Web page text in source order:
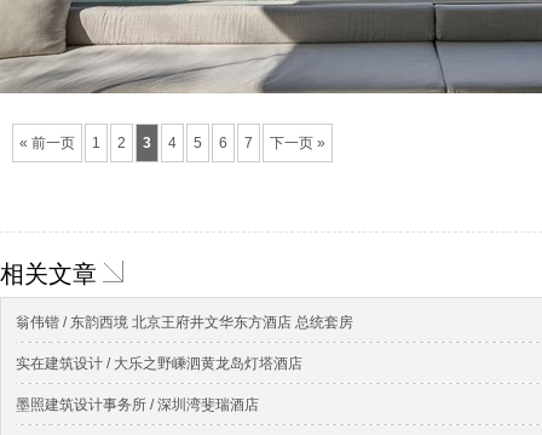
« 前一页 1 2 3 4 5 6 7 下一页 »
相关文章
翁伟锴 / 东韵西境 北京王府井文华东方酒店 总统套房
实在建筑设计 / 大乐之野嵊泗黄龙岛灯塔酒店
墨照建筑设计事务所 / 深圳湾斐瑞酒店